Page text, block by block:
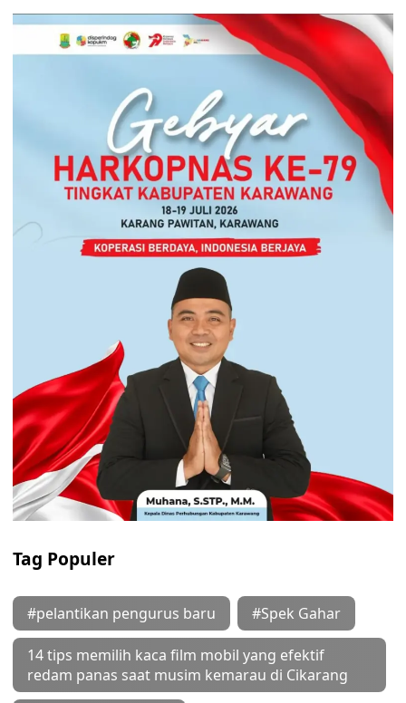
Tag Populer
#pelantikan pengurus baru #Spek Gahar
14 tips memilih kaca film mobil yang efektif
redam panas saat musim kemarau di Cikarang